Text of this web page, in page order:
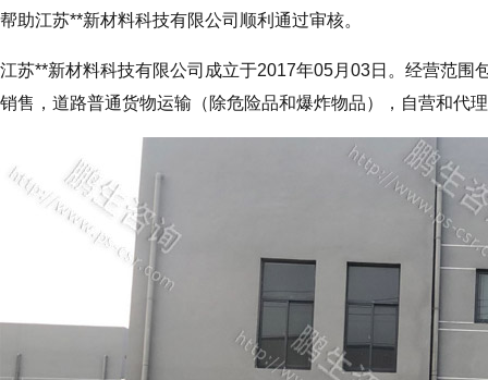
帮助江苏**新材料科技有限公司顺利通过审核。
江苏**新材料科技有限公司成立于2017年05月03日。经营范围
销售，道路普通货物运输（除危险品和爆炸物品），自营和代